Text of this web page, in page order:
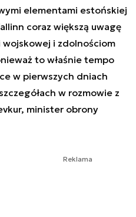
elementami estońskiej
coraz większą uwagę
i zdolnościom
to właśnie tempo
w pierwszych dniach
w rozmowie z
minister obrony
Reklama